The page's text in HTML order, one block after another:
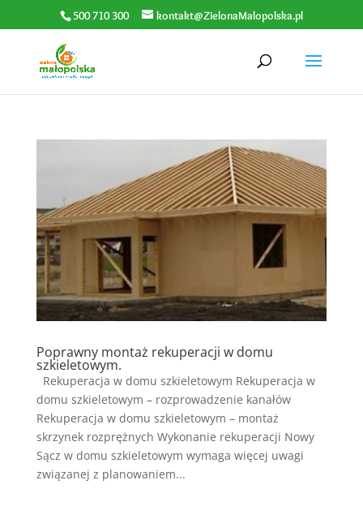
500 710 300 kontakt@ZielonaMalopolska.pl
Poprawny montaż rekuperacji w domu
szkieletowym.
Rekuperacja w domu szkieletowym Rekuperacja w
domu szkieletowym – rozprowadzenie kanałów
Rekuperacja w domu szkieletowym – montaż
skrzynek rozprężnych Wykonanie rekuperacji Nowy
Sącz w domu szkieletowym wymaga więcej uwagi
związanej z planowaniem...